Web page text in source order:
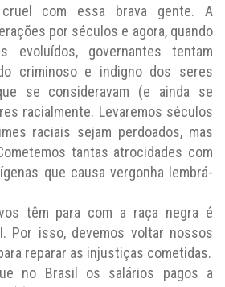
com essa brava gente. A
por séculos e agora, quando
evoluídos, governantes tentam
criminoso e indigno dos seres
se consideravam (e ainda se
racialmente. Levaremos séculos
raciais sejam perdoados, mas
tantas atrocidades com
que causa vergonha lembrá-
têm para com a raça negra é
Por isso, devemos voltar nossos
reparar as injustiças cometidas.
no Brasil os salários pagos a